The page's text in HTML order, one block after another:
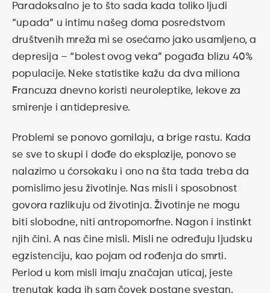
Paradoksalno je to što sada kada toliko ljudi
“upada” u intimu našeg doma posredstvom
društvenih mreža mi se osećamo jako usamljeno, a
depresija – “bolest ovog veka” pogađa blizu 40%
populacije. Neke statistike kažu da dva miliona
Francuza dnevno koristi neuroleptike, lekove za
smirenje i antidepresive.
Problemi se ponovo gomilaju, a brige rastu. Kada
se sve to skupi i dođe do eksplozije, ponovo se
nalazimo u ćorsokaku i ono na šta tada treba da
pomislimo jesu životinje. Nas misli i sposobnost
govora razlikuju od životinja. Životinje ne mogu
biti slobodne, niti antropomorfne. Nagon i instinkt
njih čini. A nas čine misli. Misli ne određuju ljudsku
egzistenciju, kao pojam od rođenja do smrti.
Period u kom misli imaju značajan uticaj, jeste
trenutak kada ih sam čovek postane svestan.